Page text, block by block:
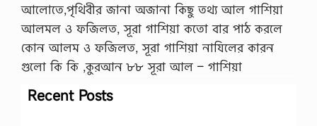
আলোতে,পৃথিবীর জানা অজানা কিছু তথ্য আল গাশিয়া
আলমল ও ফজিলত, সূরা গাশিয়া কতো বার পাঠ করলে
কোন আলম ও ফজিলত, সূরা গাশিয়া নাযিলের কারন
গুলো কি কি ,কুরআন ৮৮ সূরা আল – গাশিয়া
Recent Posts